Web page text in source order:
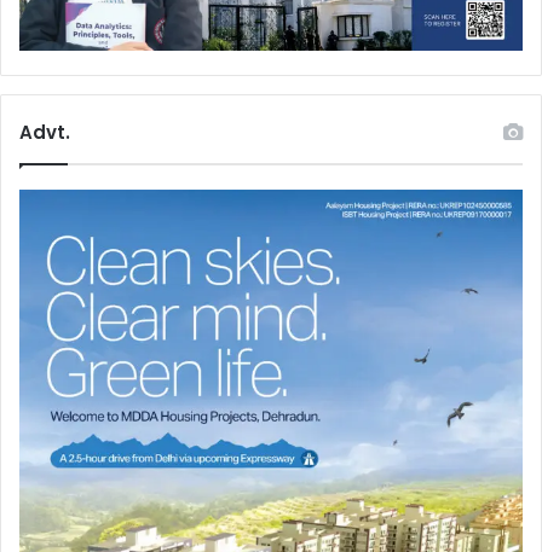
Advt.